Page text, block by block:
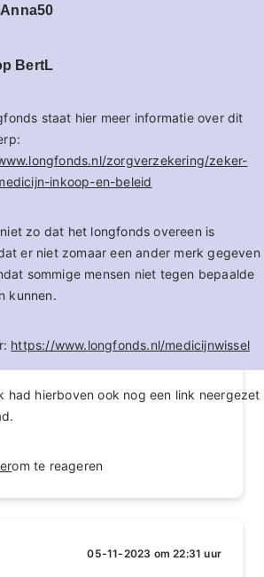
BertL
staat hier meer informatie over dit
zorgverzekering/zeker-
inkoop-en-beleid
zo dat het longfonds overeen is
er niet zomaar een ander merk gegeven
sommige mensen niet tegen bepaalde
kunnen.
https://www.longfonds.nl/medicijnwissel
had hierboven ook nog een link neergezet
om te reageren
05-11-2023 om 22:31 uur